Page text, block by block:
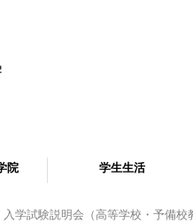
院 学生生活
入学試験説明会（高等学校・予備校